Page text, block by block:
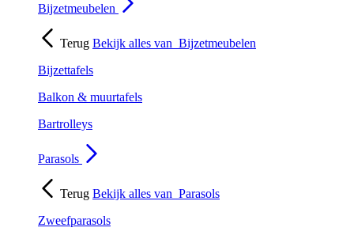
Bijzetmeubelen
Terug Bekijk alles van Bijzetmeubelen
Bijzettafels
Balkon & muurtafels
Bartrolleys
Parasols
Terug Bekijk alles van Parasols
Zweefparasols